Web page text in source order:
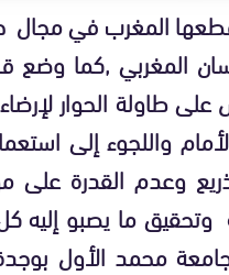
المغرب في مجال
المغربي ,كما
على طاولة الحوار
واللجوء إلى
وعدم القدرة على
وتحقيق ما يصبو
محمد الأول